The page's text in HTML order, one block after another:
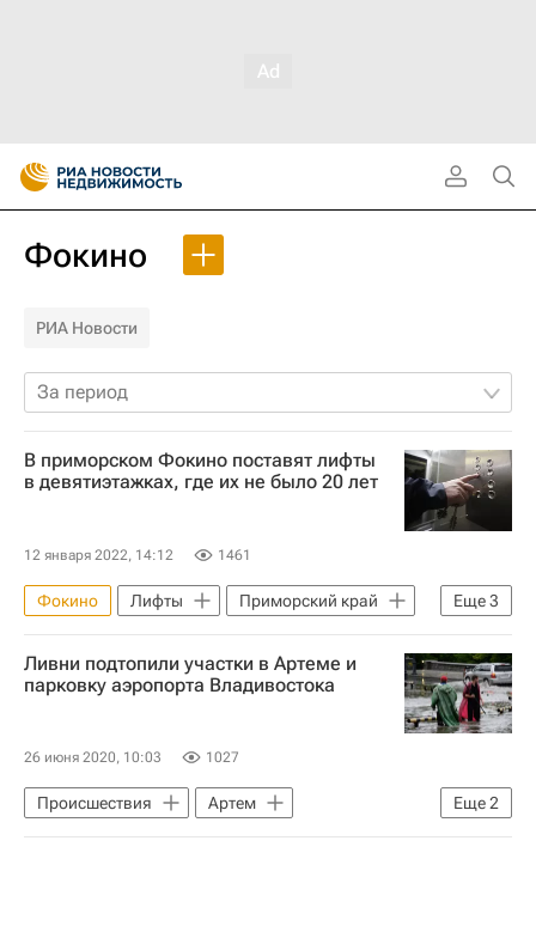
Фокино
РИА Новости
За период
В приморском Фокино поставят лифты
в девятиэтажках, где их не было 20 лет
12 января 2022, 14:12 1461
Еще3
Фокино Лифты
Приморский край
Олег Кожемяко
Жилье ЖКХ
Ливни подтопили участки в Артеме и
парковку аэропорта Владивостока
26 июня 2020, 10:03 1027
Еще2
Происшествия
Артем
Владивосток
ЖКХ